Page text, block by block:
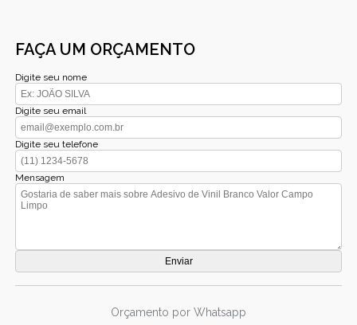
FAÇA UM ORÇAMENTO
Digite seu nome
Digite seu email
Digite seu telefone
Mensagem
Orçamento por Whatsapp